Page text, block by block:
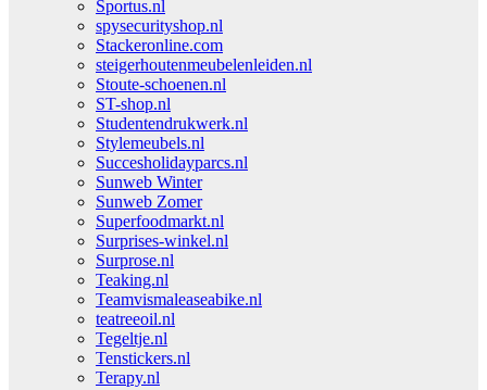
Sportus.nl
spysecurityshop.nl
Stackeronline.com
steigerhoutenmeubelenleiden.nl
Stoute-schoenen.nl
ST-shop.nl
Studentendrukwerk.nl
Stylemeubels.nl
Succesholidayparcs.nl
Sunweb Winter
Sunweb Zomer
Superfoodmarkt.nl
Surprises-winkel.nl
Surprose.nl
Teaking.nl
Teamvismaleaseabike.nl
teatreeoil.nl
Tegeltje.nl
Tenstickers.nl
Terapy.nl